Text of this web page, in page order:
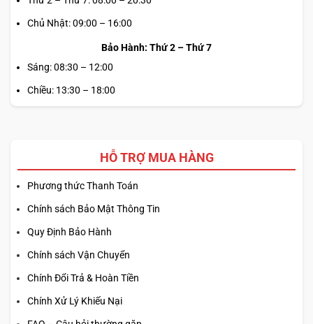
Thiết kế của ThinkPad luôn mang đến cảm giác sang
chế. Điều này không chỉ giúp giảm trọng lượng mà còn
nâng cao độ bền của sản phẩm. Với nhiều tính năng bảo
mật tiên tiến như hệ thống ThinkShield, những chiếc laptop
này đảm bảo an toàn cho dữ liệu cá nhân và thông tin
Trong thực tế, bàn phím của ThinkPad cũng là một trong
Chủ Nhật: 09:00 – 16:00
Bảo Hành: Thứ 2 – Thứ 7
Sáng: 08:30 – 12:00
Chiều: 13:30 – 18:00
HỖ TRỢ MUA HÀNG
Phương thức Thanh Toán
Chính sách Bảo Mật Thông Tin
Quy Định Bảo Hành
Chính sách Vận Chuyển
Chính Đổi Trả & Hoàn Tiền
Chính Xử Lý Khiếu Nại